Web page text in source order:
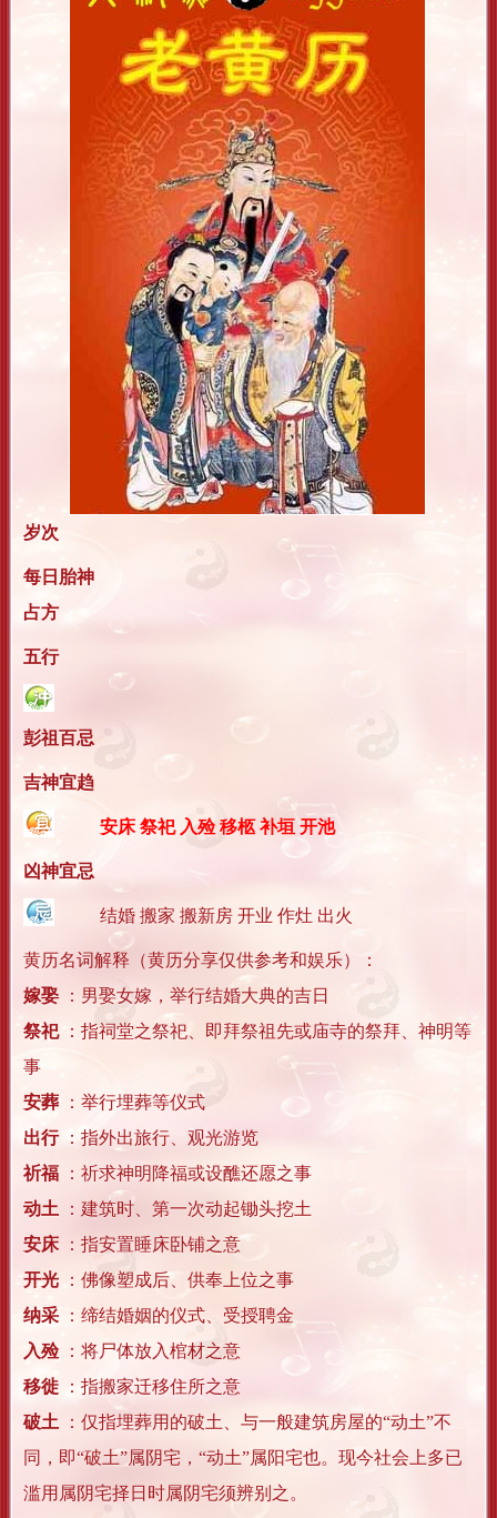
岁次
每日胎神
占方
五行
彭祖百忌
吉神宜趋
安床 祭祀 入殓 移柩 补垣 开池
凶神宜忌
结婚 搬家 搬新房 开业 作灶 出火
黄历名词解释（黄历分享仅供参考和娱乐）：
嫁娶
：男娶女嫁，举行结婚大典的吉日
祭祀 ：指祠堂之祭祀、即拜祭祖先或庙寺的祭拜、神明等
事
安葬
：举行埋葬等仪式
出行 ：指外出旅行、观光游览
祈福
：祈求神明降福或设醮还愿之事
动土
：建筑时、第一次动起锄头挖土
安床 ：指安置睡床卧铺之意
开光
：佛像塑成后、供奉上位之事
纳采
：缔结婚姻的仪式、受授聘金
入殓
：将尸体放入棺材之意
移徙
：指搬家迁移住所之意
破土
：仅指埋葬用的破土、与一般建筑房屋的“动土”不
同，即“破土”属阴宅，“动土”属阳宅也。现今社会上多已
滥用属阴宅择日时属阴宅须辨别之。